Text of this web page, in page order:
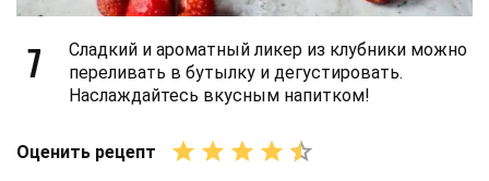
7
Сладкий и ароматный ликер из клубники можно
переливать в бутылку и дегустировать.
Наслаждайтесь вкусным напитком!
Оценить рецепт